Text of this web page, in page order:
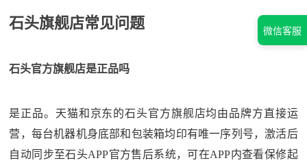
石头旗舰店常见问题
石头官方旗舰店是正品吗
是正品。天猫和京东的石头官方旗舰店均由品牌方直接运
营，每台机器机身底部和包装箱均印有唯一序列号，激活后
自动同步至石头APP官方售后系统，可在APP内查看保修起
微信客服